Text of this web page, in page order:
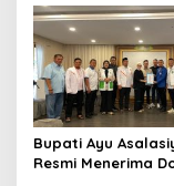
a
s
i
p
o
s
Bupati Ayu
Resmi Menerima